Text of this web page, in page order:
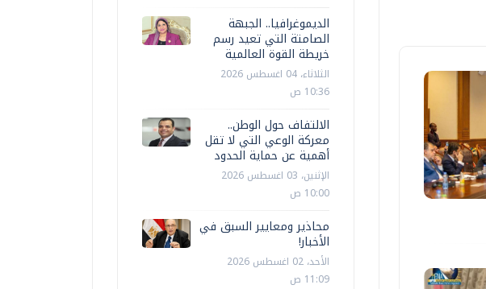
الديموغرافيا.. الجبهة
الصامتة التي تعيد رسم
خريطة القوة العالمية
الثلاثاء، 04 اغسطس 2026
10:36 ص
الالتفاف حول الوطن..
معركة الوعي التي لا تقل
أهمية عن حماية الحدود
الإثنين، 03 اغسطس 2026
10:00 ص
محاذير ومعايير السبق في
الأخبار!
الأحد، 02 اغسطس 2026
11:09 ص